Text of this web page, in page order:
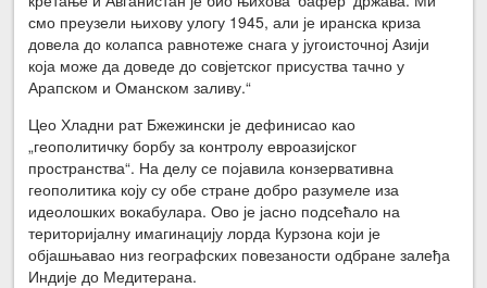
смо преузели њихову улогу 1945, али је иранска криза
довела до колапса равнотеже снага у југоисточној Азији
која може да доведе до совјетског присуства тачно у
Арапском и Оманском заливу.“
Цео Хладни рат Бжежински је дефинисао као
„геополитичку борбу за контролу евроазијског
пространства“. На делу се појавила конзервативна
геополитика коју су обе стране добро разумеле иза
идеолошких вокабулара. Ово је јасно подсећало на
територијалну имагинацију лорда Курзона који је
објашњавао низ географских повезаности одбране залеђа
Индије до Медитерана.